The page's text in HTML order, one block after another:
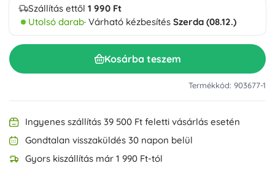
Szállítás ettől 1 990 Ft
Utolsó darab· Várható kézbesítés Szerda (08.12.)
Kosárba teszem
Termékkód: 903677-1
Ingyenes szállítás 39 500 Ft feletti vásárlás esetén
Gondtalan visszaküldés 30 napon belül
Gyors kiszállítás már 1 990 Ft-tól